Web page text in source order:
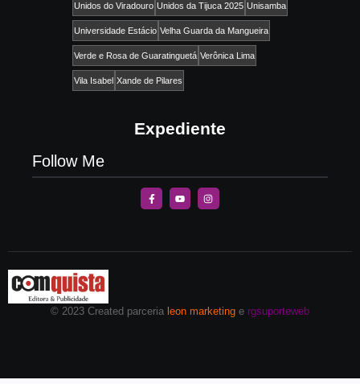
Unidos do Viradouro Unidos da Tijuca 2025 Unisamba
Universidade Estácio Velha Guarda da Mangueira
Verde e Rosa de Guaratinguetá Verônica Lima
Vila Isabel Xande de Pilares
Expediente
Follow Me
© 2023 Created parceria leon marketing e rgsuporteweb